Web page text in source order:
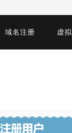
域名注册 虚